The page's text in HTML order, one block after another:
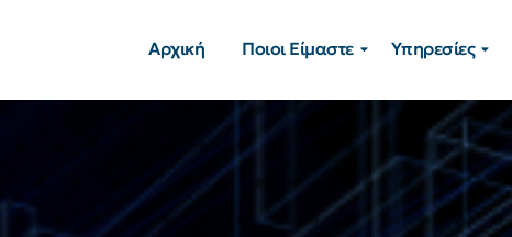
Αρχική Ποιοι Είμαστε Υπηρεσίες